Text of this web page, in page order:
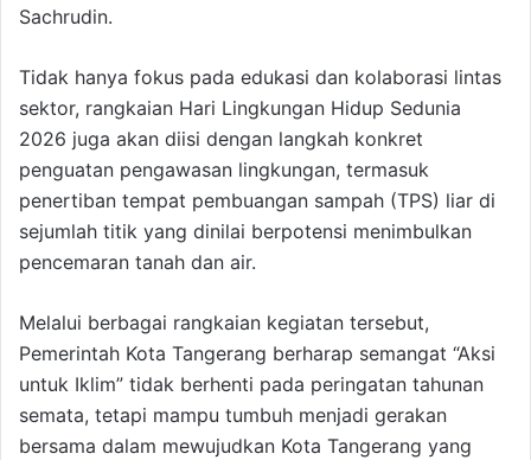
Sachrudin.
Tidak hanya fokus pada edukasi dan kolaborasi lintas
sektor, rangkaian Hari Lingkungan Hidup Sedunia
2026 juga akan diisi dengan langkah konkret
penguatan pengawasan lingkungan, termasuk
penertiban tempat pembuangan sampah (TPS) liar di
sejumlah titik yang dinilai berpotensi menimbulkan
pencemaran tanah dan air.
Melalui berbagai rangkaian kegiatan tersebut,
Pemerintah Kota Tangerang berharap semangat “Aksi
untuk Iklim” tidak berhenti pada peringatan tahunan
semata, tetapi mampu tumbuh menjadi gerakan
bersama dalam mewujudkan Kota Tangerang yang